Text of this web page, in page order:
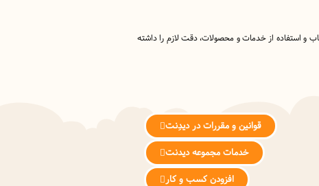
و استفاده از خدمات و محصولات، دقت لازم را داشته
قوانین و مقررات در دیدِنت
خدمات مجموعه دیدنت
افزودن کسب و کار